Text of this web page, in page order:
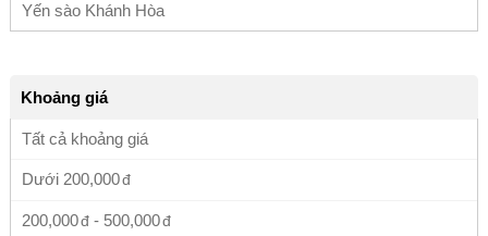
Yến sào Khánh Hòa
Khoảng giá
Tất cả khoảng giá
Dưới 200,000
200,000 - 500,000